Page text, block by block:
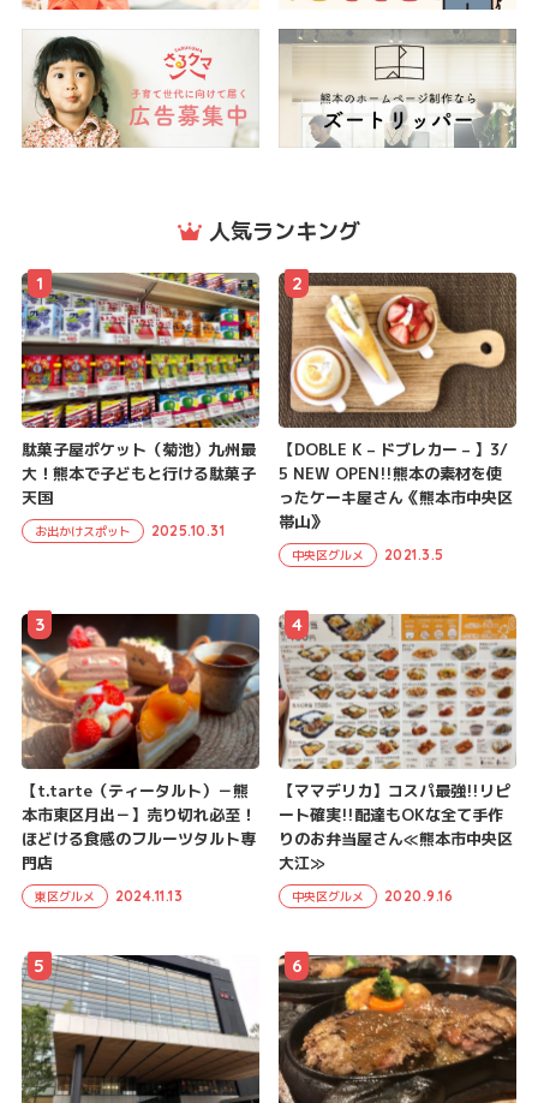
人気ランキング
駄菓子屋ポケット（菊池）九州最
大！熊本で子どもと行ける駄菓子
天国
お出かけスポット 2025.10.31
1
【DOBLE K – ドブレカー – 】3/
5 NEW OPEN!!熊本の素材を使
ったケーキ屋さん《熊本市中央区
帯山》
中央区グルメ 2021.3.5
2
【t.tarte（ティータルト）－熊
本市東区月出－】売り切れ必至！
ほどける食感のフルーツタルト専
門店
東区グルメ 2024.11.13
3
【ママデリカ】コスパ最強!!リピ
ート確実!!配達もOKな全て手作
りのお弁当屋さん≪熊本市中央区
大江≫
中央区グルメ 2020.9.16
4
5 6